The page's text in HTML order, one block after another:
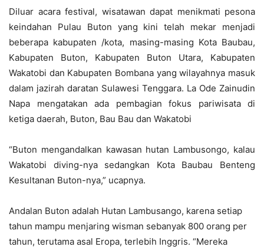
Diluar acara festival, wisatawan dapat menikmati pesona
keindahan Pulau Buton yang kini telah mekar menjadi
beberapa kabupaten /kota, masing-masing Kota Baubau,
Kabupaten Buton, Kabupaten Buton Utara, Kabupaten
Wakatobi dan Kabupaten Bombana yang wilayahnya masuk
dalam jazirah daratan Sulawesi Tenggara. La Ode Zainudin
Napa mengatakan ada pembagian fokus pariwisata di
ketiga daerah, Buton, Bau Bau dan Wakatobi
“Buton mengandalkan kawasan hutan Lambusongo, kalau
Wakatobi diving-nya sedangkan Kota Baubau Benteng
Kesultanan Buton-nya,” ucapnya.
Andalan Buton adalah Hutan Lambusango, karena setiap
tahun mampu menjaring wisman sebanyak 800 orang per
tahun, terutama asal Eropa, terlebih Inggris. “Mereka